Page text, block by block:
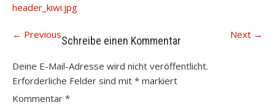
header_kiwi.jpg
← Previous Next →
Schreibe einen Kommentar
Deine E-Mail-Adresse wird nicht veröffentlicht.
Erforderliche Felder sind mit * markiert
Kommentar *